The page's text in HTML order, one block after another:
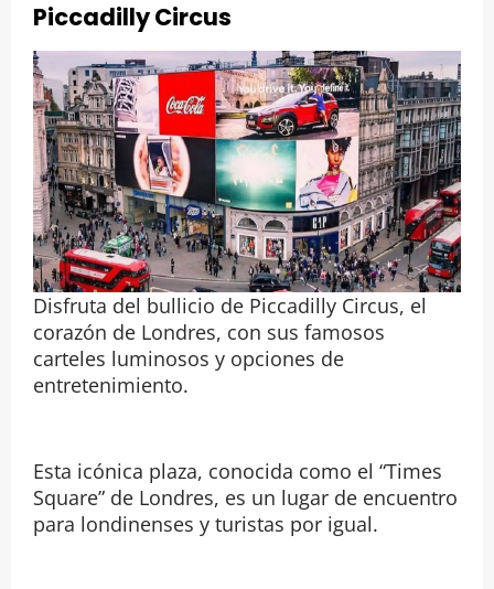
Piccadilly Circus
Disfruta del bullicio de Piccadilly Circus, el
corazón de Londres, con sus famosos
carteles luminosos y opciones de
entretenimiento.
Esta icónica plaza, conocida como el “Times
Square” de Londres, es un lugar de encuentro
para londinenses y turistas por igual.